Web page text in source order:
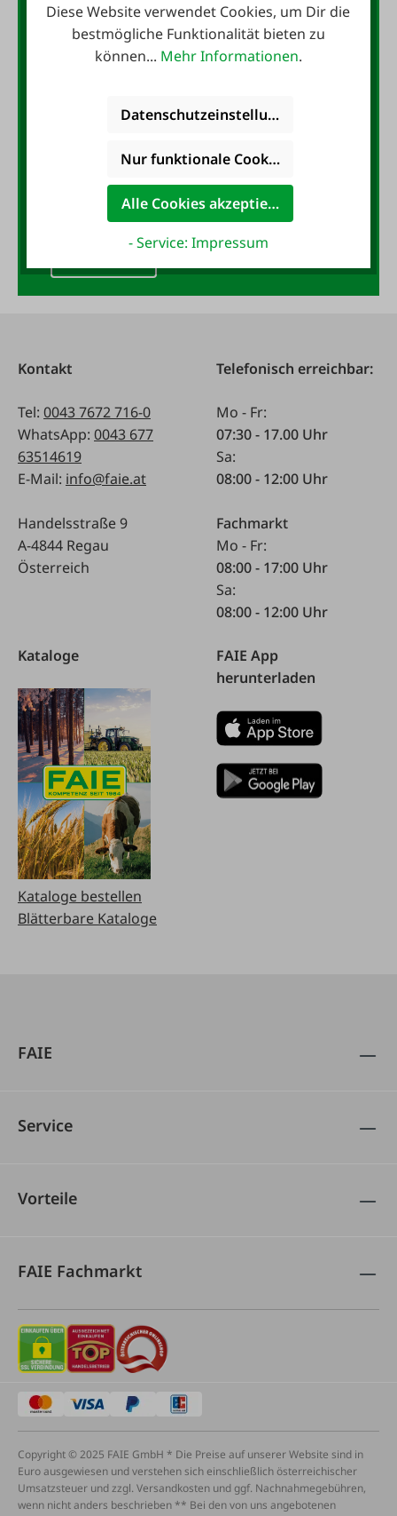
Der FAIE-Newsletter:
10,- Gutschein
anmelden und 10,- Gutschein
E-Mail-Adresse*
Kontakt
Tel: 0043 7672 716-0
WhatsApp: 0043 677
63514619
E-Mail: info@faie.at
Handelsstraße 9
A-4844 Regau
Österreich
Telefonisch erreichbar:
Mo - Fr:
07:30 - 17.00 Uhr
Sa:
08:00 - 12:00 Uhr
Fachmarkt
Mo - Fr:
08:00 - 17:00 Uhr
Sa:
08:00 - 12:00 Uhr
Kataloge
Kataloge bestellen
Blätterbare Kataloge
FAIE App
herunterladen
FAIE
Service
Vorteile
FAIE Fachmarkt
Copyright © 2025 FAIE GmbH * Die Preise auf unserer Website sind in
Euro ausgewiesen und verstehen sich einschließlich österreichischer
Umsatzsteuer und zzgl. Versandkosten und ggf. Nachnahmegebühren,
wenn nicht anders beschrieben ** Bei den von uns angebotenen
Diese Website verwendet Cookies, um Dir die
bestmögliche Funktionalität bieten zu
können... Mehr Informationen.
Datenschutzeinstellungen
Nur funktionale Cookies akzeptieren
Alle Cookies akzeptieren
- Service: Impressum